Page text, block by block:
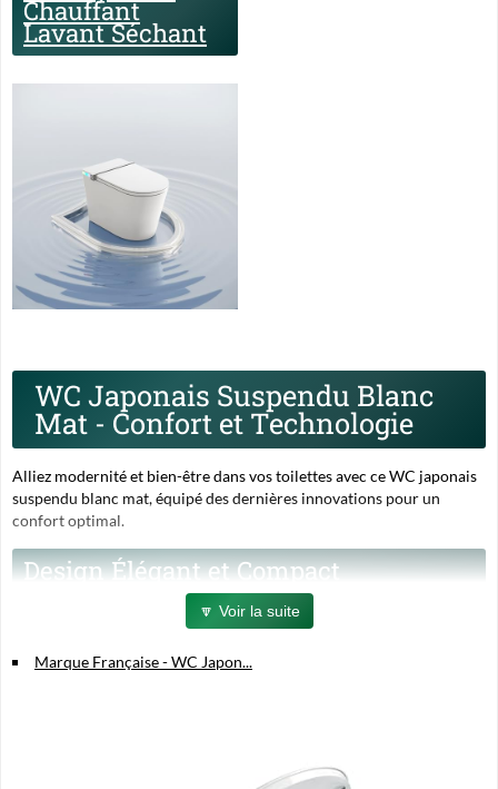
Chauffant
Lavant Séchant
WC Japonais Suspendu Blanc
Mat - Confort et Technologie
Alliez modernité et bien-être dans vos toilettes avec ce WC japonais
suspendu blanc mat, équipé des dernières innovations pour un
confort optimal.
Design Élégant et Compact
Finition céramique blanche brillante pour un style épuré et
Dimensions idéales : 59 x 38 x 38 cm, facile à intégrer dans tout
Technologie Avancée pour un
🔽 Voir la suite
Marque Française - WC Japon...